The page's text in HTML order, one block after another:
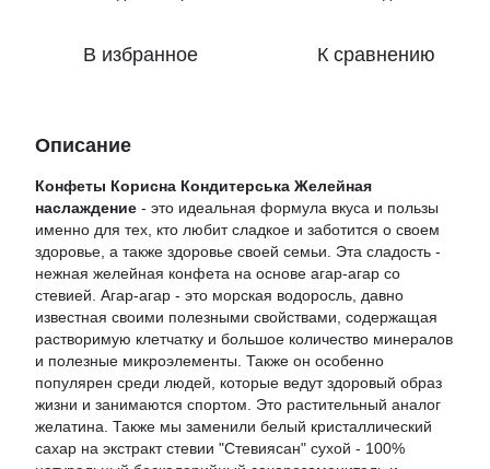
В избранное К сравнению
Описание
Конфеты Корисна Кондитерська Желейная
наслаждение - это идеальная формула вкуса и пользы
именно для тех, кто любит сладкое и заботится о своем
здоровье, а также здоровье своей семьи. Эта сладость -
нежная желейная конфета на основе агар-агар со
стевией. Агар-агар - это морская водоросль, давно
известная своими полезными свойствами, содержащая
растворимую клетчатку и большое количество минералов
и полезные микроэлементы. Также он особенно
популярен среди людей, которые ведут здоровый образ
жизни и занимаются спортом. Это растительный аналог
желатина. Также мы заменили белый кристаллический
сахар на экстракт стевии "Стевиясан" сухой - 100%